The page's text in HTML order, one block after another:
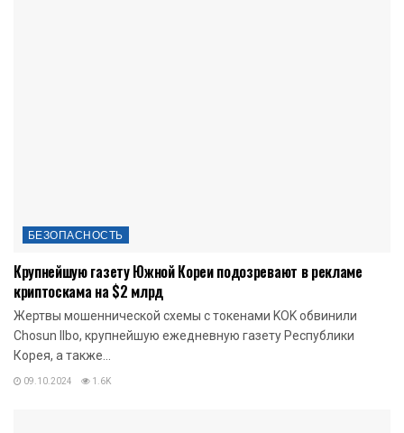
БЕЗОПАСНОСТЬ
Крупнейшую газету Южной Кореи подозревают в рекламе
криптоскама на $2 млрд
Жертвы мошеннической схемы с токенами KOK обвинили
Chosun Ilbo, крупнейшую ежедневную газету Республики
Корея, а также...
09.10.2024 1.6K